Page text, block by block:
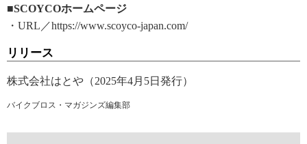
■SCOYCOホームページ
・URL／https://www.scoyco-japan.com/
リリース
株式会社はとや（2025年4月5日発行）
バイクブロス・マガジンズ編集部